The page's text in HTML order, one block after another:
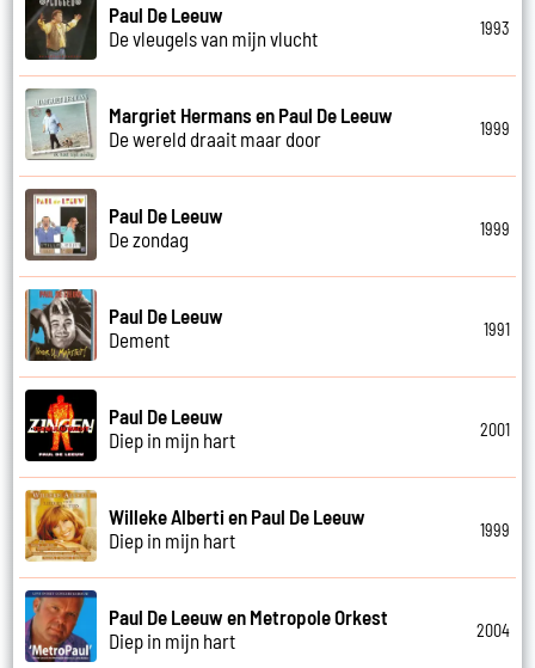
Paul De Leeuw
De vleugels van mijn vlucht
1993
Margriet Hermans en Paul De Leeuw
De wereld draait maar door
1999
Paul De Leeuw
De zondag
1999
Paul De Leeuw
Dement
1991
Paul De Leeuw
Diep in mijn hart
2001
Willeke Alberti en Paul De Leeuw
Diep in mijn hart
1999
Paul De Leeuw en Metropole Orkest
Diep in mijn hart
2004